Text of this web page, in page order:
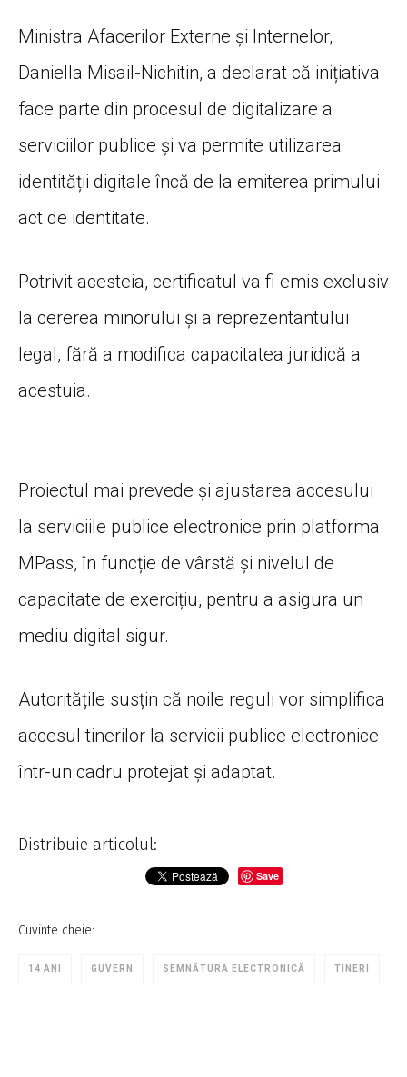
Ministra Afacerilor Externe și Internelor,
Daniella Misail-Nichitin, a declarat că inițiativa
face parte din procesul de digitalizare a
serviciilor publice și va permite utilizarea
identității digitale încă de la emiterea primului
act de identitate.
Potrivit acesteia, certificatul va fi emis exclusiv
la cererea minorului și a reprezentantului
legal, fără a modifica capacitatea juridică a
acestuia.
Proiectul mai prevede și ajustarea accesului
la serviciile publice electronice prin platforma
MPass, în funcție de vârstă și nivelul de
capacitate de exercițiu, pentru a asigura un
mediu digital sigur.
Autoritățile susțin că noile reguli vor simplifica
accesul tinerilor la servicii publice electronice
într-un cadru protejat și adaptat.
Distribuie articolul:
Save
Cuvinte cheie:
14 ANI GUVERN SEMNĂTURA ELECTRONICĂ TINERI